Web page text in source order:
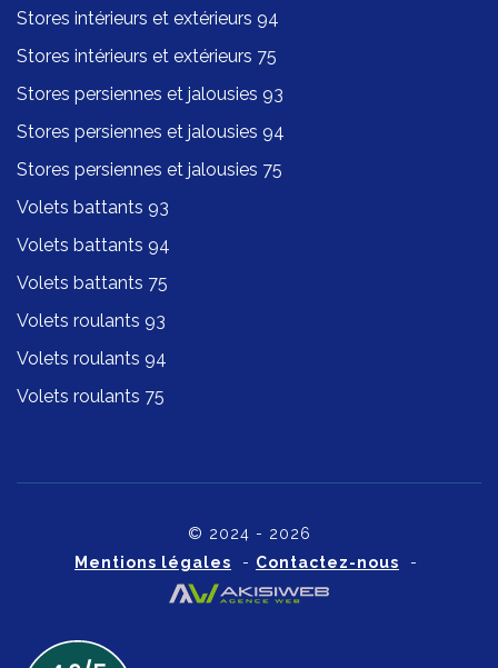
Stores intérieurs et extérieurs 94
Stores intérieurs et extérieurs 75
Stores persiennes et jalousies 93
Stores persiennes et jalousies 94
Stores persiennes et jalousies 75
Volets battants 93
Volets battants 94
Volets battants 75
Volets roulants 93
Volets roulants 94
Volets roulants 75
© 2024 - 2026
Mentions légales - Contactez-nous -